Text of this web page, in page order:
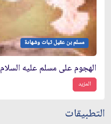
مسلم بن عقيل ثبات وشهادة
الهجوم على مسلم عليه السلام
المزيد
التطبيقات